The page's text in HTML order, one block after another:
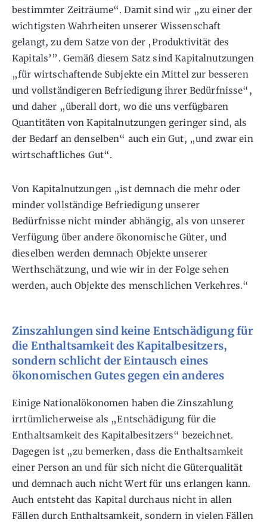
bestimmter Zeiträume“. Damit sind wir „zu einer der
wichtigsten Wahrheiten unserer Wissenschaft
gelangt, zu dem Satze von der ‚Produktivität des
Kapitals’”. Gemäß diesem Satz sind Kapitalnutzungen
„für wirtschaftende Subjekte ein Mittel zur besseren
und vollständigeren Befriedigung ihrer Bedürfnisse“,
und daher „überall dort, wo die uns verfügbaren
Quantitäten von Kapitalnutzungen geringer sind, als
der Bedarf an denselben“ auch ein Gut, „und zwar ein
wirtschaftliches Gut“.
Von Kapitalnutzungen „ist demnach die mehr oder
minder vollständige Befriedigung unserer
Bedürfnisse nicht minder abhängig, als von unserer
Verfügung über andere ökonomische Güter, und
dieselben werden demnach Objekte unserer
Werthschätzung, und wie wir in der Folge sehen
werden, auch Objekte des menschlichen Verkehres.“
Zinszahlungen sind keine Entschädigung für
die Enthaltsamkeit des Kapitalbesitzers,
sondern schlicht der Eintausch eines
ökonomischen Gutes gegen ein anderes
Einige Nationalökonomen haben die Zinszahlung
irrtümlicherweise als „Entschädigung für die
Enthaltsamkeit des Kapitalbesitzers“ bezeichnet.
Dagegen ist „zu bemerken, dass die Enthaltsamkeit
einer Person an und für sich nicht die Güterqualität
und demnach auch nicht Wert für uns erlangen kann.
Auch entsteht das Kapital durchaus nicht in allen
Fällen durch Enthaltsamkeit, sondern in vielen Fällen